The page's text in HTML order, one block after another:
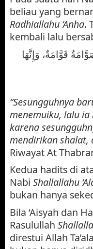
beliau yang
Radhiallahu ‘Anha.
kembali lalu
قَوَّامَةٌ، وَإِنَّهَا
“Sesungguhnya
menemuiku, lalu ia
karena
mendirikan shalat,
Riwayat At
Kedua hadits di
Nabi Shallallahu
bukan hanya
Bila ‘Aisyah dan
Rasulullah
direstui Allah